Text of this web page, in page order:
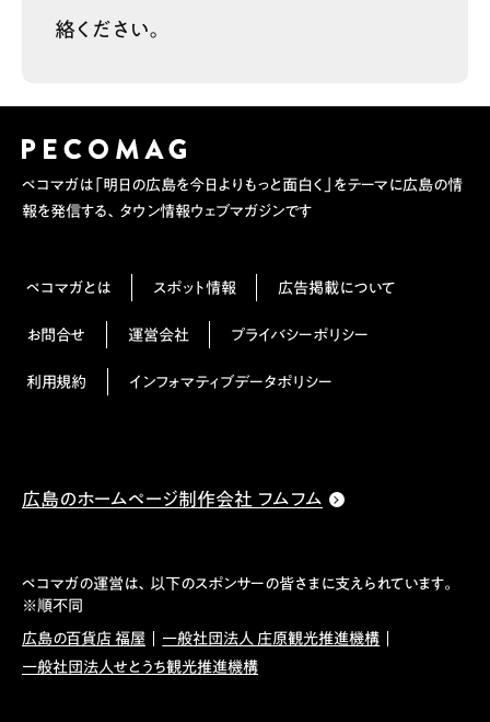
絡ください。
ペコマガは「明日の広島を今日よりもっと面白く」をテーマに広島の情
報を発信する、タウン情報ウェブマガジンです
ペコマガとは スポット情報 広告掲載について
お問合せ 運営会社 プライバシーポリシー
利用規約 インフォマティブデータポリシー
広島のホームページ制作会社 フムフム
ペコマガの運営は、以下のスポンサーの皆さまに支えられています。
※順不同
広島の百貨店 福屋
一般社団法人 庄原観光推進機構
一般社団法人せとうち観光推進機構